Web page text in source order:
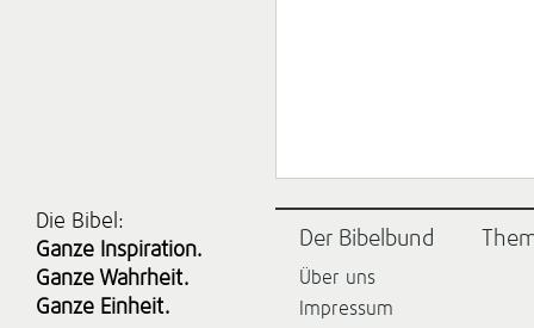
Die Bibel:
Ganze Inspiration.
Ganze Wahrheit.
Ganze Einheit.
Der Bibelbund
Über uns
Impressum